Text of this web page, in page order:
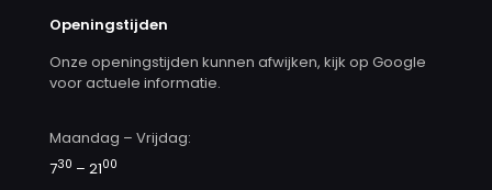
Openingstijden
Onze openingstijden kunnen afwijken, kijk op Google
voor actuele informatie.
Maandag – Vrijdag:
730 – 2100